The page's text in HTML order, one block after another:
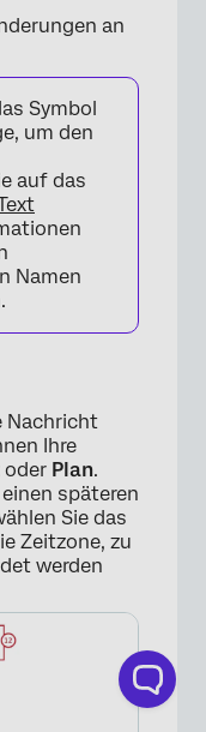
an
Symbol
um den
auf das
Namen
Nachricht
Ihre
oder Plan.
späteren
Sie das
Zeitzone, zu
werden